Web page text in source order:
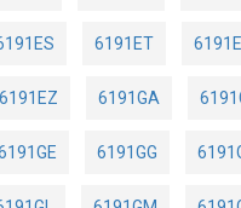
6191ET
6191EZ 6191GA
6191GG